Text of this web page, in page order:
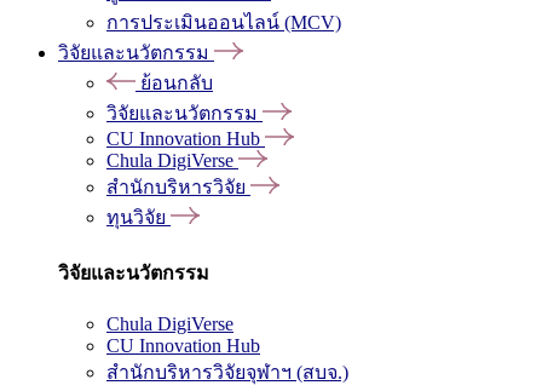
การประเมินออนไลน์ (MCV)
วิจัยและนวัตกรรม
ย้อนกลับ
วิจัยและนวัตกรรม
CU Innovation Hub
Chula DigiVerse
สำนักบริหารวิจัย
ทุนวิจัย
วิจัยและนวัตกรรม
Chula DigiVerse
CU Innovation Hub
สำนักบริหารวิจัยจุฬาฯ (สบจ.)